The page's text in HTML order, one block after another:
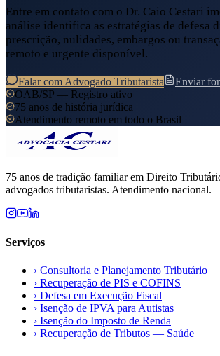
Entre em contato com o Dr. Caio Cestari
análise identifica as estratégias de
prescrição, nulidades, embargos ou
remoto e urgente disponível.
Falar com Advogado Tributarista
Enviar
OAB/SP — Registro ativo
75 anos de história jurídica
Atendimento remoto em todo o Brasil
75 anos de tradição familiar em Direito
advogados tributaristas. Atendimento nacional.
Serviços
› Consultoria e Planejamento Tributário
› Recuperação de PIS e COFINS
› Defesa em Execução Fiscal
› Isenção de IPVA para Autistas
› Isenção do Imposto de Renda
› Recuperação de Tributos — Saúde